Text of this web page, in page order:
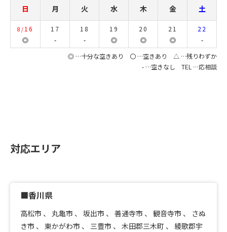
日 月 火 水 木 金 土
8/ 16
◎
17
-
18
-
19
◎
20
◎
21
◎
22
-
◎ …十分な空きあり 〇 …空きあり △ …残りわずか
- …空きなし TEL …応相談
対応エリア
■香川県
高松市 、 丸亀市 、 坂出市 、 善通寺市 、 観音寺市 、 さぬ
き市 、 東かがわ市 、 三豊市 、 木田郡三木町 、 綾歌郡宇